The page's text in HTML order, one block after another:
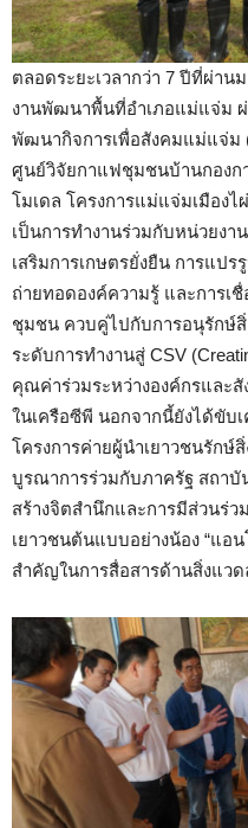
ตลอดระยะเวลากว่า 7 ปีที่ผ่าน
งานพัฒนาพื้นที่อำเภอแม่แจ่ม ผ่
พัฒนากิจการเพื่อสังคมแม่แจ่ม
ศูนย์วิจัยกาแฟชุมชนบ้านกองก
โมเดล โครงการแม่แจ่มเมือง
เป็นการทำงานร่วมกับหน่วยงา
เสริมการเกษตรยั่งยืน การแป
ถ่ายทอดองค์ความรู้ และการเ
ชุมชน ควบคู่ไปกับการอนุรักษ์
ระดับการทำงานสู่ CSV
คุณค่าร่วมระหว่างองค์กรและ
ในเครือซีพี นอกจากนี้ยังได้ขับ
โครงการค่ายผู้นำเยาวชนรักษ์
บูรณาการร่วมกับภาครัฐ สถา
สร้างจิตสำนึกและการมีส่วนร่
เยาวชนต้นแบบอย่างน้อง “แอ
สำคัญในการสื่อสารด้านสิ่งแว